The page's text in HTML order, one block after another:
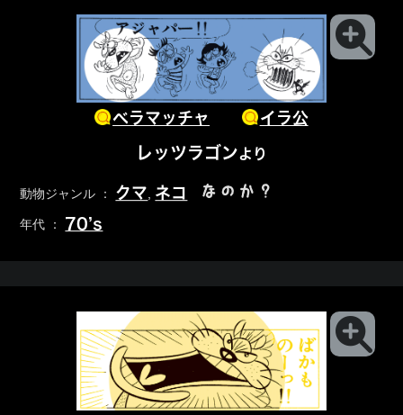
ベラマッチャ イラ公
レッツラゴンより
動物ジャンル ： クマ ネコ なのか？
年代 ： 70’s